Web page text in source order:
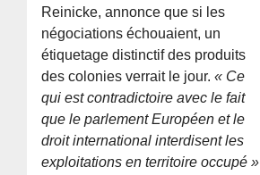
Reinicke, annonce que si les
négociations échouaient, un
étiquetage distinctif des produits
des colonies verrait le jour.« Ce
qui est contradictoire avec le fait
que le parlement Européen et le
droit international interdisent les
exploitations en territoire occupé »